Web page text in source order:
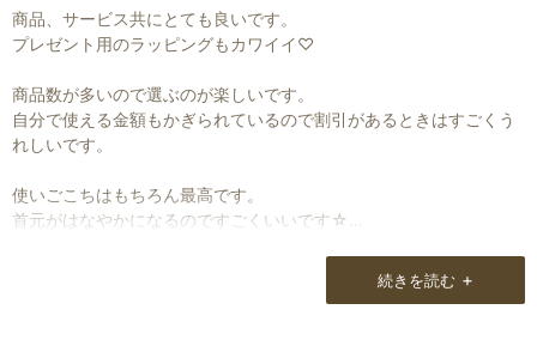
商品、サービス共にとても良いです。
プレゼント用のラッピングもカワイイ♡
商品数が多いので選ぶのが楽しいです。
自分で使える金額もかぎられているので割引があるときはすごくう
れしいです。
使いごこちはもちろん最高です。
首元がはなやかになるのですごくいいです☆
続きを読む +